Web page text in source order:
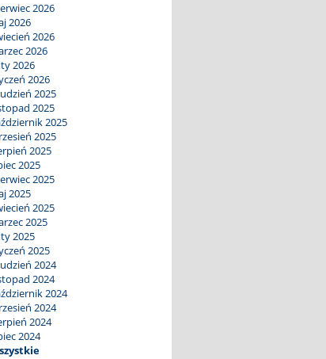
2026
2026
2026
2026
2026
2026
2025
2025
2025
2025
2025
2025
2025
2025
2025
2025
2025
2025
2024
2024
2024
2024
2024
2024